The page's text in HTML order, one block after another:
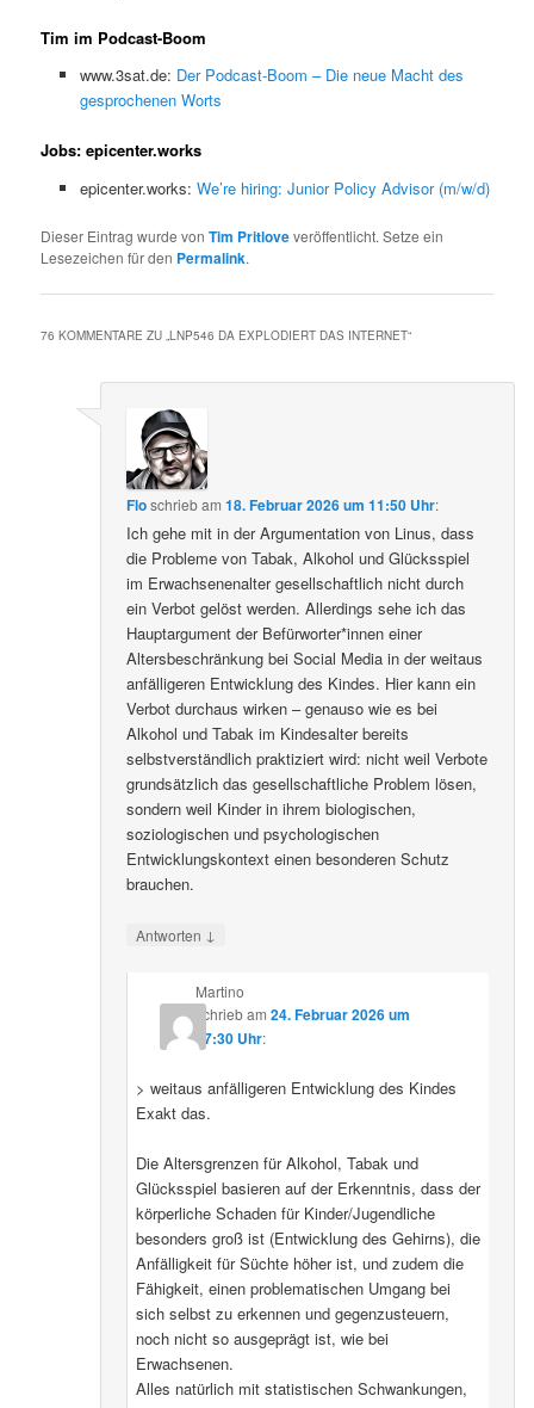
Tim im Podcast-Boom
www.3sat.de: Der Podcast-Boom – Die neue Macht des
gesprochenen Worts
Jobs: epicenter.works
epicenter.works: We’re hiring: Junior Policy Advisor (m/w/d)
Dieser Eintrag wurde vonTim Pritloveveröffentlicht. Setze ein
Lesezeichen für den Permalink.
76 KOMMENTARE ZU „LNP546 DA EXPLODIERT DAS INTERNET“
Floschriebam18. Februar 2026 um 11:50 Uhr:
Ich gehe mit in der Argumentation von Linus, dass
die Probleme von Tabak, Alkohol und Glücksspiel
im Erwachsenenalter gesellschaftlich nicht durch
ein Verbot gelöst werden. Allerdings sehe ich das
Hauptargument der Befürworter*innen einer
Altersbeschränkung bei Social Media in der weitaus
anfälligeren Entwicklung des Kindes. Hier kann ein
Verbot durchaus wirken – genauso wie es bei
Alkohol und Tabak im Kindesalter bereits
selbstverständlich praktiziert wird: nicht weil Verbote
grundsätzlich das gesellschaftliche Problem lösen,
sondern weil Kinder in ihrem biologischen,
soziologischen und psychologischen
Entwicklungskontext einen besonderen Schutz
brauchen.
Antworten ↓
Martino
schriebam 24. Februar 2026 um
07:30 Uhr:
> weitaus anfälligeren Entwicklung des Kindes
Exakt das.
Die Altersgrenzen für Alkohol, Tabak und
Glücksspiel basieren auf der Erkenntnis, dass der
körperliche Schaden für Kinder/Jugendliche
besonders groß ist (Entwicklung des Gehirns), die
Anfälligkeit für Süchte höher ist, und zudem die
Fähigkeit, einen problematischen Umgang bei
sich selbst zu erkennen und gegenzusteuern,
noch nicht so ausgeprägt ist, wie bei
Erwachsenen.
Alles natürlich mit statistischen Schwankungen,